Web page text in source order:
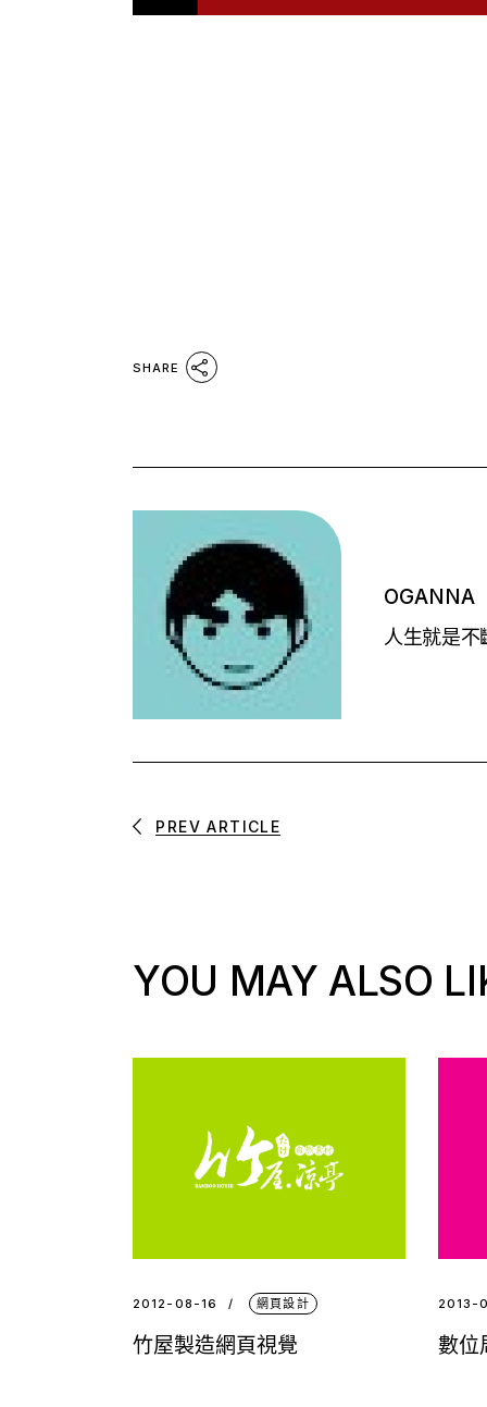
SHARE
OGANNA
人生就是
PREV ARTICLE
YOU MAY ALSO
2012-08-16 網頁設計
竹屋製造網頁視覺
2013-
數位